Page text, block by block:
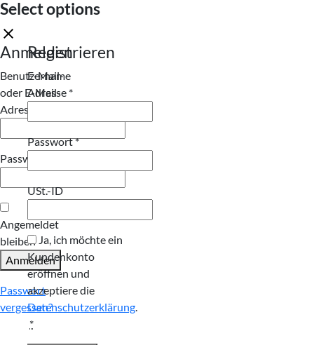
Select options
Anmelden
Benutzername
oder E-Mail-
Adresse
Passwort
Angemeldet
bleiben
Anmelden
Passwort
vergessen?
Registrieren
E-Mail-
Adresse *Erforderlich
Passwort*Erforderlich
USt.-ID
Ja, ich möchte ein
Kundenkonto
eröffnen und
akzeptiere die
Datenschutzerklärung
*